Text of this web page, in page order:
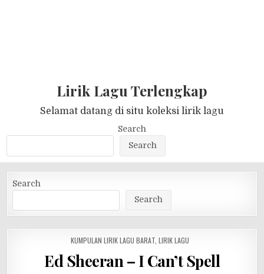
Lirik Lagu Terlengkap
Selamat datang di situ koleksi lirik lagu
Search
Search
Search
Search
POSTED
KUMPULAN LIRIK LAGU BARAT LIRIK LAGU
Ed Sheeran – I Can’t Spell